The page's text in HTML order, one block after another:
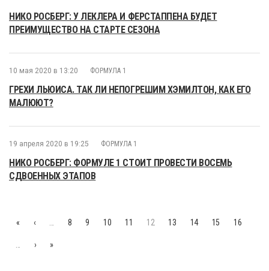
НИКО РОСБЕРГ: У ЛЕКЛЕРА И ФЕРСТАППЕНА БУДЕТ
ПРЕИМУЩЕСТВО НА СТАРТЕ СЕЗОНА
10 мая 2020 в 13:20 ФОРМУЛА 1
ГРЕХИ ЛЬЮИСА. ТАК ЛИ НЕПОГРЕШИМ ХЭМИЛТОН, КАК ЕГО
МАЛЮЮТ?
19 апреля 2020 в 19:25 ФОРМУЛА 1
НИКО РОСБЕРГ: ФОРМУЛЕ 1 СТОИТ ПРОВЕСТИ ВОСЕМЬ
СДВОЕННЫХ ЭТАПОВ
« ‹ 8 9 10 11 12 13 14 15 16
› »